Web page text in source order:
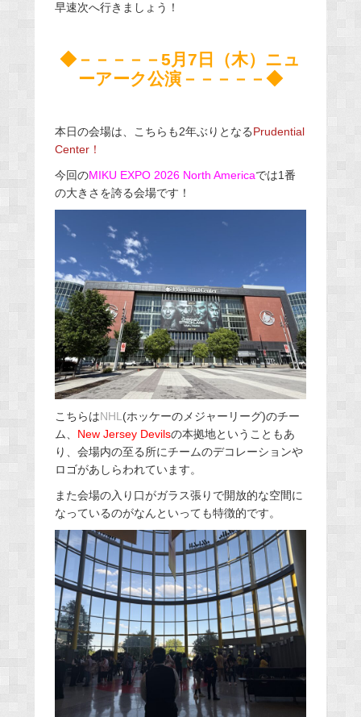
早速次へ行きましょう！
◆－－－－－5月7日（木）ニュ
ーアーク公演－－－－－◆
本日の会場は、こちらも2年ぶりとなるPrudential
Center！
今回のMIKU EXPO 2026 North Americaでは1番
の大きさを誇る会場です！
こちらはNHL (ホッケーのメジャーリーグ)のチー
ム、 New Jersey Devilsの本拠地ということもあ
り、会場内の至る所にチームのデコレーションや
ロゴがあしらわれています。
また会場の入り口がガラス張りで開放的な空間に
なっているのがなんといっても特徴的です。